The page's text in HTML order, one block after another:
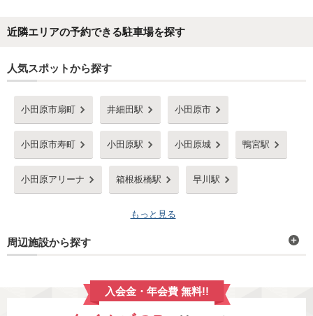
近隣エリアの予約できる駐車場を探す
人気スポットから探す
小田原市扇町 井細田駅 小田原市
小田原市寿町 小田原駅 小田原城 鴨宮駅
小田原アリーナ 箱根板橋駅 早川駅
もっと見る
周辺施設から探す
入会金・年会費 無料!!